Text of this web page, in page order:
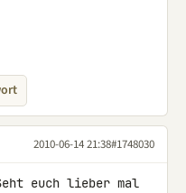
2010-06-14 21:38#1748030
euch lieber mal